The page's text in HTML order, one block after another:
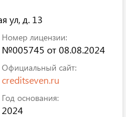
ул, д. 13
Номер лицензии:
№005745 от 08.08.2024
Официальный сайт:
creditseven.ru
Год основания:
2024